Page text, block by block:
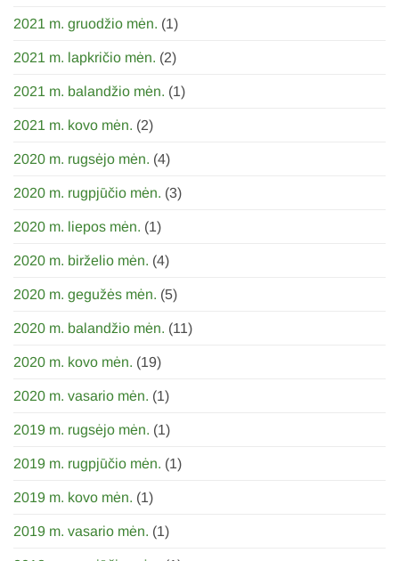
2021 m. gruodžio mėn. (1)
2021 m. lapkričio mėn. (2)
2021 m. balandžio mėn. (1)
2021 m. kovo mėn. (2)
2020 m. rugsėjo mėn. (4)
2020 m. rugpjūčio mėn. (3)
2020 m. liepos mėn. (1)
2020 m. birželio mėn. (4)
2020 m. gegužės mėn. (5)
2020 m. balandžio mėn. (11)
2020 m. kovo mėn. (19)
2020 m. vasario mėn. (1)
2019 m. rugsėjo mėn. (1)
2019 m. rugpjūčio mėn. (1)
2019 m. kovo mėn. (1)
2019 m. vasario mėn. (1)